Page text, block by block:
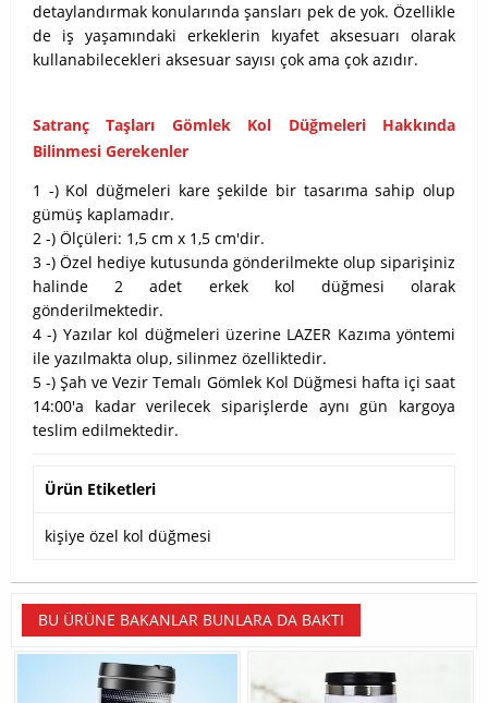
detaylandırmak konularında şansları pek de yok. Özellikle
de iş yaşamındaki erkeklerin kıyafet aksesuarı olarak
kullanabilecekleri aksesuar sayısı çok ama çok azıdır.
Satranç Taşları Gömlek Kol Düğmeleri Hakkında
Bilinmesi Gerekenler
1 -) Kol düğmeleri kare şekilde bir tasarıma sahip olup
gümüş kaplamadır.
2 -) Ölçüleri: 1,5 cm x 1,5 cm'dir.
3 -) Özel hediye kutusunda gönderilmekte olup siparişiniz
halinde 2 adet erkek kol düğmesi olarak
gönderilmektedir.
4 -) Yazılar kol düğmeleri üzerine LAZER Kazıma yöntemi
ile yazılmakta olup, silinmez özelliktedir.
5 -) Şah ve Vezir Temalı Gömlek Kol Düğmesi hafta içi saat
14:00'a kadar verilecek siparişlerde aynı gün kargoya
teslim edilmektedir.
Ürün Etiketleri
kişiye özel kol düğmesi
BU ÜRÜNE BAKANLAR BUNLARA DA BAKTI